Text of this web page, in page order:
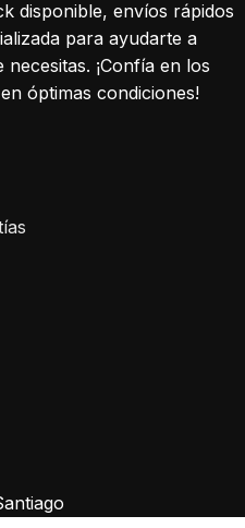
disponible, envíos rápidos
para ayudarte a
¡Confía en los
óptimas condiciones!